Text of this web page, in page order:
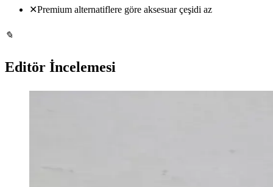
✕Premium alternatiflere göre aksesuar çeşidi az
✎
Editör İncelemesi